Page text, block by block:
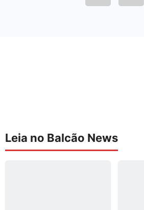
Leia no Balcão News